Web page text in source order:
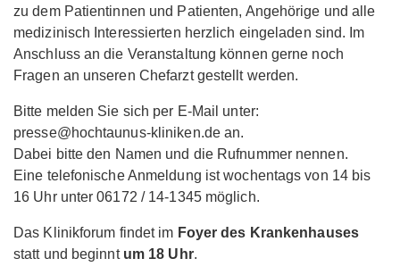
zu dem Patientinnen und Patienten, Angehörige und alle
medizinisch Interessierten herzlich eingeladen sind. Im
Anschluss an die Veranstaltung können gerne noch
Fragen an unseren Chefarzt gestellt werden.
Bitte melden Sie sich per E-Mail unter:
presse@hochtaunus-kliniken.de an.
Dabei bitte den Namen und die Rufnummer nennen.
Eine telefonische Anmeldung ist wochentags von 14 bis
16 Uhr unter 06172 / 14-1345 möglich.
Das Klinikforum findet im Foyer des Krankenhauses
statt und beginnt um 18 Uhr.